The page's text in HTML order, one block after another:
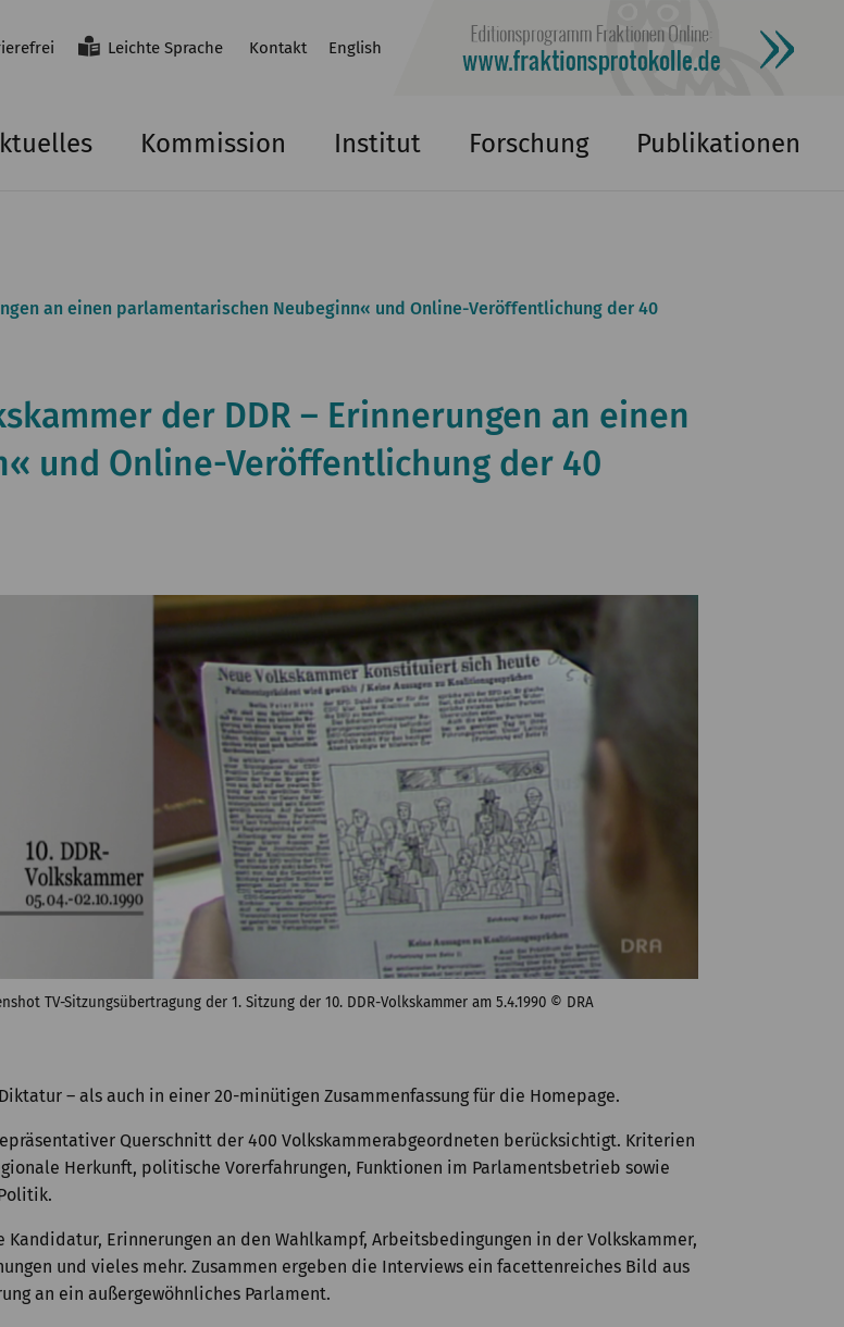
Leichte Sprache Kontakt English
Kommission Institut Forschung Publikationen
an einen parlamentarischen Neubeginn« und Online-Veröffentlichung der 40
der DDR – Erinnerungen an einen
und Online-Veröffentlichung der 40
TV-Sitzungsübertragung der 1. Sitzung der 10. DDR-Volkskammer am 5.4.1990 © DRA
– als auch in einer 20-minütigen Zusammenfassung für die Homepage.
Querschnitt der 400 Volkskammerabgeordneten berücksichtigt. Kriterien
Herkunft, politische Vorerfahrungen, Funktionen im Parlamentsbetrieb sowie
Erinnerungen an den Wahlkampf, Arbeitsbedingungen in der Volkskammer,
und vieles mehr. Zusammen ergeben die Interviews ein facettenreiches Bild aus
an ein außergewöhnliches Parlament.